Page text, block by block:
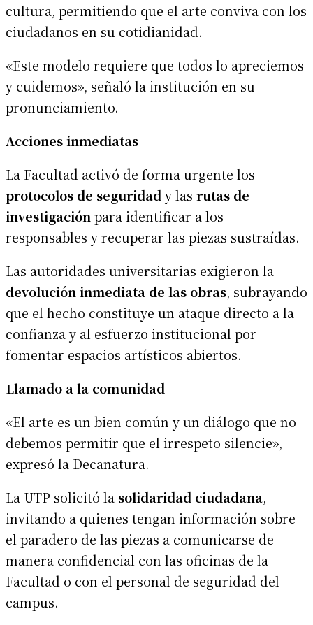
cultura, permitiendo que el arte conviva con los
ciudadanos en su cotidianidad.
«Este modelo requiere que todos lo apreciemos
y cuidemos», señaló la institución en su
pronunciamiento.
Acciones inmediatas
La Facultad activó de forma urgente los
protocolos de seguridad y las rutas de
investigación para identificar a los
responsables y recuperar las piezas sustraídas.
Las autoridades universitarias exigieron la
devolución inmediata de las obras, subrayando
que el hecho constituye un ataque directo a la
confianza y al esfuerzo institucional por
fomentar espacios artísticos abiertos.
Llamado a la comunidad
«El arte es un bien común y un diálogo que no
debemos permitir que el irrespeto silencie»,
expresó la Decanatura.
La UTP solicitó la solidaridad ciudadana,
invitando a quienes tengan información sobre
el paradero de las piezas a comunicarse de
manera confidencial con las oficinas de la
Facultad o con el personal de seguridad del
campus.